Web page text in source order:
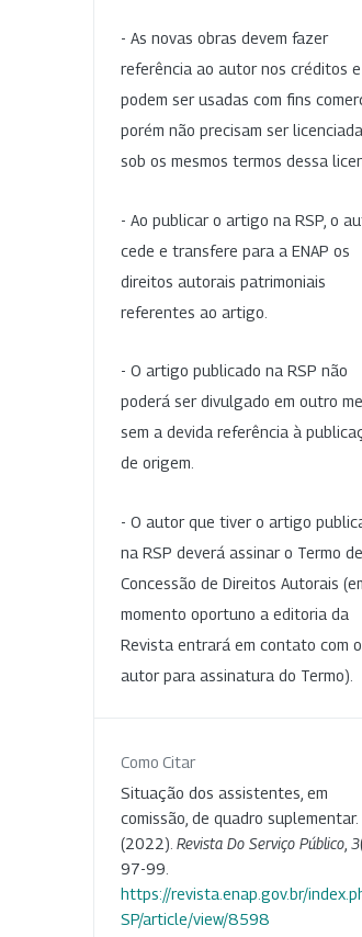
- As novas obras devem fazer
referência ao autor nos créditos
podem ser usadas com fins
porém não precisam ser
sob os mesmos termos dessa
- Ao publicar o artigo na RSP, o
cede e transfere para a ENAP os
direitos autorais patrimoniais
referentes ao artigo.
- O artigo publicado na RSP não
poderá ser divulgado em outro
sem a devida referência à
de origem.
- O autor que tiver o artigo
na RSP deverá assinar o Termo de
Concessão de Direitos Autorais
momento oportuno a editoria da
Revista entrará em contato com o
autor para assinatura do Termo).
Como Citar
Situação dos assistentes, em
comissão, de quadro suplementar.
(2022). Revista Do Serviço Público 3
97-99.
https://revista.enap.gov.br/
SP/article/view/8598